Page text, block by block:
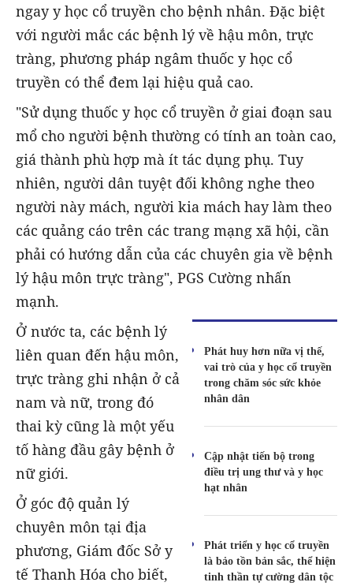
ngay y học cổ truyền cho bệnh nhân. Đặc biệt
với người mắc các bệnh lý về hậu môn, trực
tràng, phương pháp ngâm thuốc y học cổ
truyền có thể đem lại hiệu quả cao.
"Sử dụng thuốc y học cổ truyền ở giai đoạn sau
mổ cho người bệnh thường có tính an toàn cao,
giá thành phù hợp mà ít tác dụng phụ. Tuy
nhiên, người dân tuyệt đối không nghe theo
người này mách, người kia mách hay làm theo
các quảng cáo trên các trang mạng xã hội, cần
phải có hướng dẫn của các chuyên gia về bệnh
lý hậu môn trực tràng", PGS Cường nhấn
mạnh.
Phát huy hơn nữa vị thế,
vai trò của y học cổ truyền
trong chăm sóc sức khỏe
nhân dân
Cập nhật tiến bộ trong
điều trị ung thư và y học
hạt nhân
Phát triển y học cổ truyền
là bảo tồn bản sắc, thể hiện
tinh thần tự cường dân tộc
Ở nước ta, các bệnh lý
liên quan đến hậu môn,
trực tràng ghi nhận ở cả
nam và nữ, trong đó
thai kỳ cũng là một yếu
tố hàng đầu gây bệnh ở
nữ giới.
Ở góc độ quản lý
chuyên môn tại địa
phương, Giám đốc Sở y
tế Thanh Hóa cho biết,